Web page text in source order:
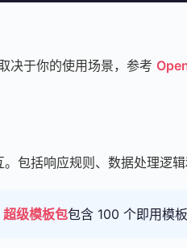
决于你的使用场景，参考
包括响应规则、数据处理逻
级模板包包含 100 个即用模